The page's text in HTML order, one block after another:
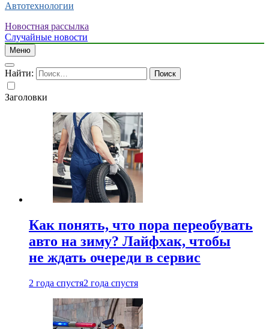
Автотехнологии
Новостная рассылка
Случайные новости
Меню
Найти:
Заголовки
Как понять, что пора переобувать
авто на зиму? Лайфхак, чтобы
не ждать очереди в сервис
2 года спустя2 года спустя